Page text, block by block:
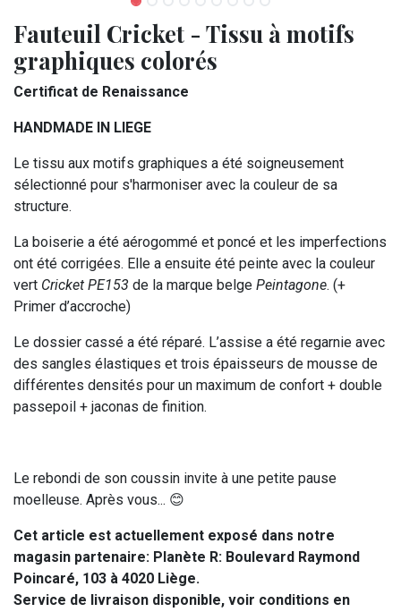
Fauteuil Cricket - Tissu à motifs
graphiques colorés
Certificat de Renaissance
HANDMADE IN LIEGE
Le tissu aux motifs graphiques a été soigneusement
sélectionné pour s'harmoniser avec la couleur de sa
structure.
La boiserie a été aérogommé et poncé et les imperfections
ont été corrigées. Elle a ensuite été peinte avec la couleur
vert Cricket PE153 de la marque belge Peintagone. (+
Primer d’accroche)
Le dossier cassé a été réparé. L’assise a été regarnie avec
des sangles élastiques et trois épaisseurs de mousse de
différentes densités pour un maximum de confort + double
passepoil + jaconas de finition.
Le rebondi de son coussin invite à une petite pause
moelleuse. Après vous... 😊
Cet article est actuellement exposé dans notre
magasin partenaire: Planète R: Boulevard Raymond
Poincaré, 103 à 4020 Liège.
Service de livraison disponible, voir conditions en